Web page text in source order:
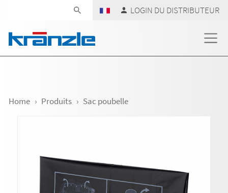
LOGIN DU DISTRIBUTEUR
Home Produits Sac poubelle